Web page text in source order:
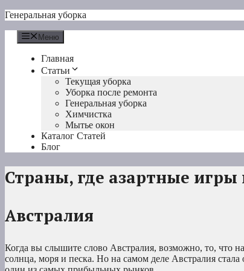
Перейти
содержимому
Генеральная уборка
Меню
Главная
Статьи
Текущая уборка
Уборка после ремонта
Генеральная уборка
Химчистка
Мытье окон
Каталог Статей
Блог
Страны, где азартные
Австралия
Когда вы слышите слово Австралия, возможно, то, что
солнца, моря и песка. Но на самом деле Австралия